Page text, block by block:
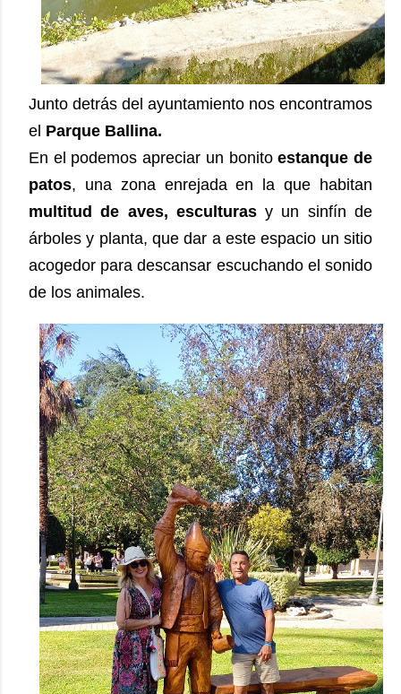
Junto detrás del ayuntamiento nos encontramos
el Parque Ballina.
En el podemos apreciar un bonitoestanque de
patos, una zona enrejada en la que habitan
multitud de aves, esculturasy un sinfín de
árboles y planta, que dar a este espacio un sitio
acogedor para descansar escuchando el sonido
de los animales.